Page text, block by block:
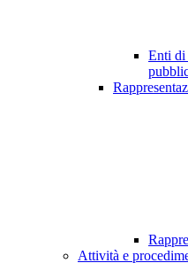
Enti di
Attività e